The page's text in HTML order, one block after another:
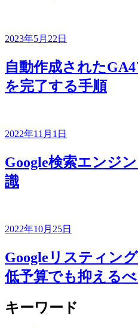
2023年5月22日
自動作成された
を完了する手順
2022年11月1日
Google検索エンジ
識
2022年10月25日
Googleリスティン
低予算でも抑える
キーワード